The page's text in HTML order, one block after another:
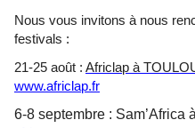
Nous vous invitons à nous
festivals :
21-25 août : Africlap à
www.africlap.fr
6-8 septembre : Sam’Africa